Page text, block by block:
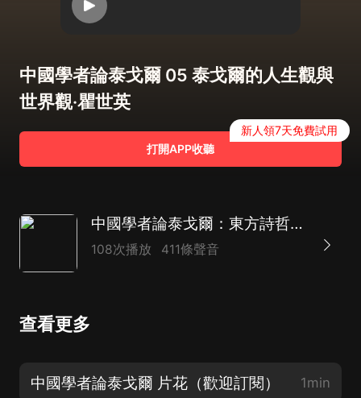
中國學者論泰戈爾 05 泰戈爾的人生觀與
世界觀·瞿世英
打開APP收聽
新人領7天免費試用
中國學者論泰戈爾：東方詩哲與華夏智慧的百年對話》 簡化名：中國學者解泰戈爾·思想
108次播放 411條聲音
查看更多
中國學者論泰戈爾 片花（歡迎訂閱） 1min